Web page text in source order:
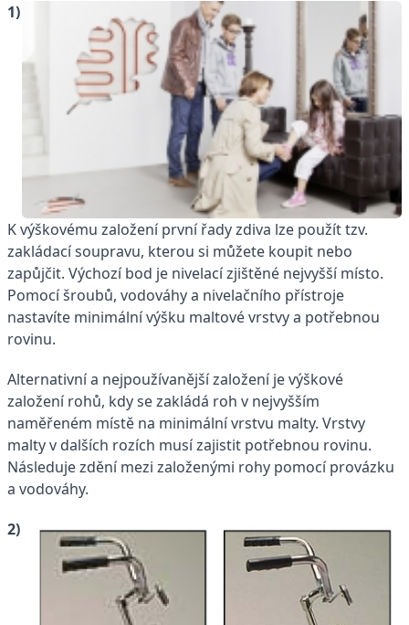
1)
K výškovému založení první řady zdiva lze použít tzv.
zakládací soupravu, kterou si můžete koupit nebo
zapůjčit. Výchozí bod je nivelací zjištěné nejvyšší místo.
Pomocí šroubů, vodováhy a nivelačního přístroje
nastavíte minimální výšku maltové vrstvy a potřebnou
rovinu.
Alternativní a nejpoužívanější založení je výškové
založení rohů, kdy se zakládá roh v nejvyšším
naměřeném místě na minimální vrstvu malty. Vrstvy
malty v dalších rozích musí zajistit potřebnou rovinu.
Následuje zdění mezi založenými rohy pomocí provázku
a vodováhy.
2)